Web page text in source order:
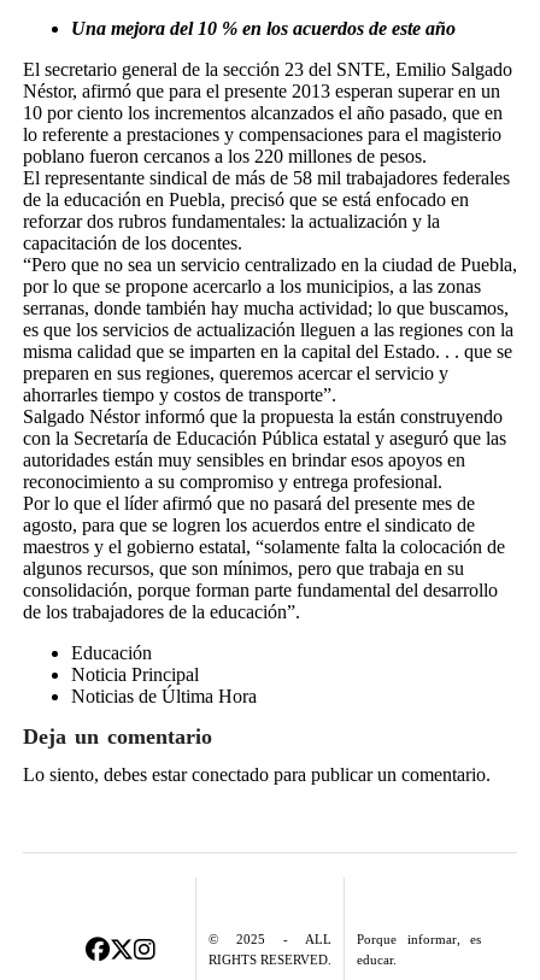
Una mejora del 10 % en los acuerdos de este año
El secretario general de la sección 23 del SNTE, Emilio Salgado
Néstor, afirmó que para el presente 2013 esperan superar en un
10 por ciento los incrementos alcanzados el año pasado, que en
lo referente a prestaciones y compensaciones para el magisterio
poblano fueron cercanos a los 220 millones de pesos.
El representante sindical de más de 58 mil trabajadores federales
de la educación en Puebla, precisó que se está enfocado en
reforzar dos rubros fundamentales: la actualización y la
capacitación de los docentes.
“Pero que no sea un servicio centralizado en la ciudad de Puebla,
por lo que se propone acercarlo a los municipios, a las zonas
serranas, donde también hay mucha actividad; lo que buscamos,
es que los servicios de actualización lleguen a las regiones con la
misma calidad que se imparten en la capital del Estado. . . que se
preparen en sus regiones, queremos acercar el servicio y
ahorrarles tiempo y costos de transporte”.
Salgado Néstor informó que la propuesta la están construyendo
con la Secretaría de Educación Pública estatal y aseguró que las
autoridades están muy sensibles en brindar esos apoyos en
reconocimiento a su compromiso y entrega profesional.
Por lo que el líder afirmó que no pasará del presente mes de
agosto, para que se logren los acuerdos entre el sindicato de
maestros y el gobierno estatal, “solamente falta la colocación de
algunos recursos, que son mínimos, pero que trabaja en su
consolidación, porque forman parte fundamental del desarrollo
de los trabajadores de la educación”.
Educación
Noticia Principal
Noticias de Última Hora
Deja un comentario
Lo siento, debes estarconectadopara publicar un comentario.
© 2025 - ALL
RIGHTS RESERVED.
Porque informar, es
educar.